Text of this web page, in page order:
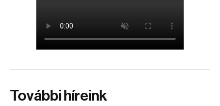
További híreink